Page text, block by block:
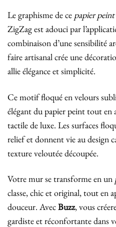
Le graphisme de ce papier
ZigZag est adouci par
combinaison d’une sensibilité
faire artisanal crée une
allie élégance et simplicité.
Ce motif floqué en velours
élégant du papier peint tout
tactile de luxe. Les surfaces
relief et donnent vie au design
texture veloutée découpée.
Votre mur se transforme en un
classe, chic et original, tout en
douceur. AvecBuzz, vous
gardiste et réconfortante dans